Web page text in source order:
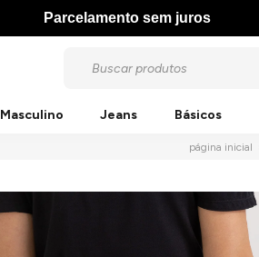
Parcelamento sem juros
Masculino Jeans Básicos
página inicial